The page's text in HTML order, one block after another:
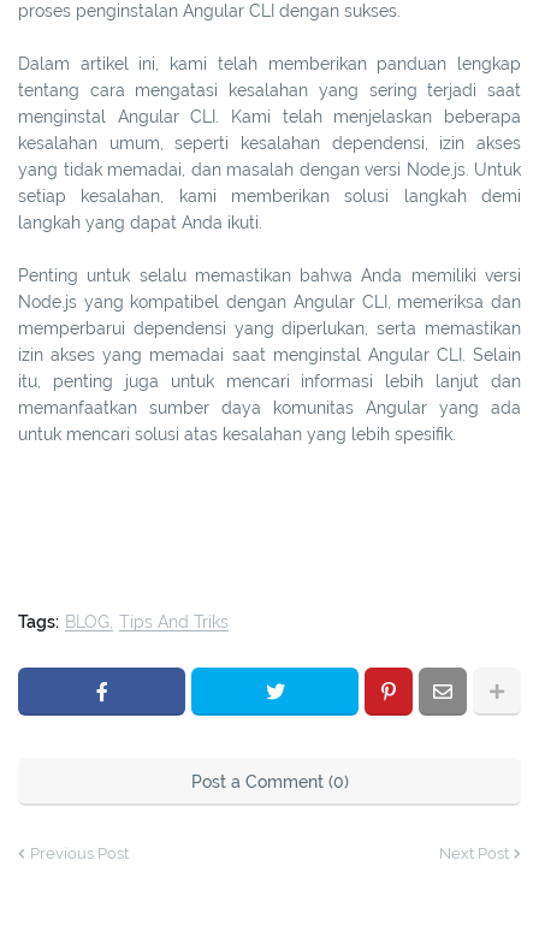
proses penginstalan Angular CLI dengan sukses.
Dalam artikel ini, kami telah memberikan panduan lengkap
tentang cara mengatasi kesalahan yang sering terjadi saat
menginstal Angular CLI. Kami telah menjelaskan beberapa
kesalahan umum, seperti kesalahan dependensi, izin akses
yang tidak memadai, dan masalah dengan versi Node.js. Untuk
setiap kesalahan, kami memberikan solusi langkah demi
langkah yang dapat Anda ikuti.
Penting untuk selalu memastikan bahwa Anda memiliki versi
Node.js yang kompatibel dengan Angular CLI, memeriksa dan
memperbarui dependensi yang diperlukan, serta memastikan
izin akses yang memadai saat menginstal Angular CLI. Selain
itu, penting juga untuk mencari informasi lebih lanjut dan
memanfaatkan sumber daya komunitas Angular yang ada
untuk mencari solusi atas kesalahan yang lebih spesifik.
Tags: BLOG Tips And Triks
Post a Comment (0)
Previous Post Next Post